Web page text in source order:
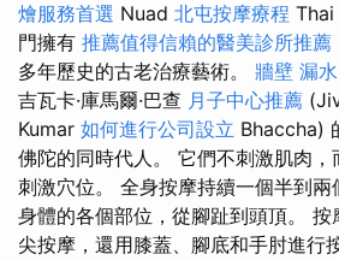
燴服務首選 Nuad 北屯按摩療程 Thai
門擁有 推薦值得信賴的醫美診所推薦
多年歷史的古老治療藝術。 牆壁 漏水
吉瓦卡·庫馬爾·巴查 月子中心推薦
Kumar 如何進行公司設立 Bhaccha)
佛陀的同時代人。 它們不刺激肌肉，
刺激穴位。 全身按摩持續一個半到
身體的各個部位，從腳趾到頭頂。
尖按摩，還用膝蓋、腳底和手肘進行